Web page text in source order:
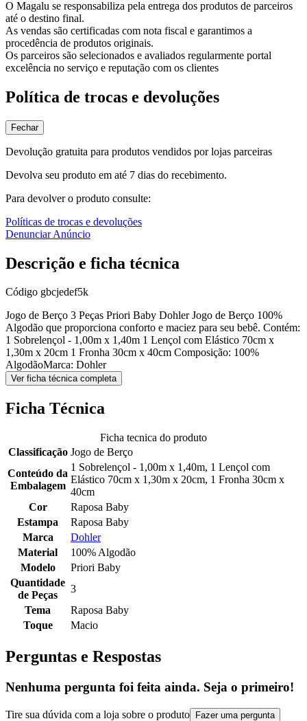
O Magalu se responsabiliza pela entrega dos produtos de parceiros
até o destino final.
As vendas são certificadas com nota fiscal e garantimos a
procedência de produtos originais.
Os parceiros são selecionados e avaliados regularmente portal
excelência no serviço e reputação com os clientes
Política de trocas e devoluções
Fechar
Devolução gratuita para produtos vendidos por lojas parceiras
Devolva seu produto em até 7 dias do recebimento.
Para devolver o produto consulte:
Políticas de trocas e devoluções
Denunciar Anúncio
Descrição e ficha técnica
Código gbcjedef5k
Jogo de Berço 3 Peças Priori Baby Dohler Jogo de Berço 100%
Algodão que proporciona conforto e maciez para seu bebê. Contém:
1 Sobrelençol - 1,00m x 1,40m 1 Lençol com Elástico 70cm x
1,30m x 20cm 1 Fronha 30cm x 40cm Composição: 100%
AlgodãoMarca: Dohler
Ver ficha técnica completa
Ficha Técnica
Ficha tecnica do produto
Classificação Jogo de Berço
Conteúdo da
Embalagem
1 Sobrelençol - 1,00m x 1,40m, 1 Lençol com
Elástico 70cm x 1,30m x 20cm, 1 Fronha 30cm x
40cm
Cor
Raposa Baby
Estampa
Raposa Baby
Marca
Dohler
Material
100% Algodão
Modelo
Priori Baby
Quantidade
de Peças
3
Tema
Raposa Baby
Toque
Macio
Perguntas e Respostas
Nenhuma pergunta foi feita ainda. Seja o primeiro!
Tire sua dúvida com a loja sobre o produto Fazer uma pergunta